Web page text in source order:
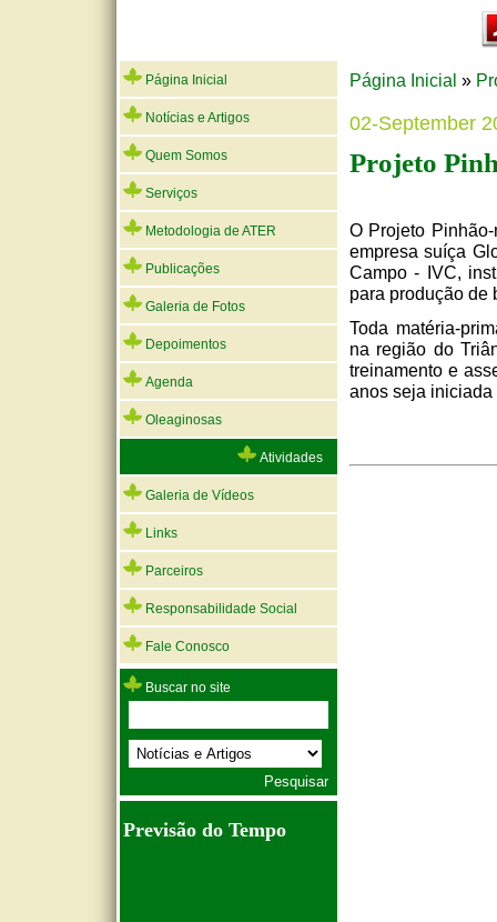
Página Inicial
Notícias e Artigos
Quem Somos
Serviços
Metodologia de ATER
Publicações
Galeria de Fotos
Depoimentos
Agenda
Oleaginosas
Atividades
Galeria de Vídeos
Links
Parceiros
Responsabilidade Social
Fale Conosco
Buscar no site
Previsão do Tempo
Página Inicial »
02-September
Projeto
O Projeto
empresa suíça
Campo - IVC,
para produção de
Toda matéria-
na região do
treinamento e
anos seja